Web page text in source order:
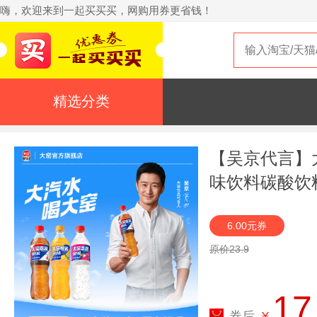
嗨，欢迎来到一起买买买，网购用券更省钱！
精选分类
【吴京代言
味饮料碳酸饮
6.00元券
原价23.9